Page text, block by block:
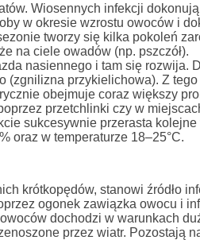
Wiosennych infekcji
w okresie wzrostu owoców i
tworzy się kilka pokoleń
na ciele owadów (np. pszczół).
nasiennego i tam się rozwija.
(zgnilizna przykielichowa). Z
obejmuje coraz większy
przetchlinki czy w
sukcesywnie przerasta kolejne
oraz w temperaturze 18–25°C.
krótkopędów, stanowi źródło
ogonek zawiązka owocu i
dochodzi w warunkach
przez wiatr. Pozostają